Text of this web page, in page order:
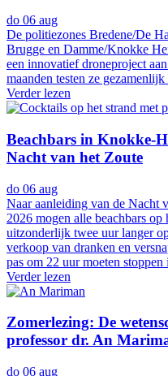
do 06 aug
De politiezones Bredene/De
Brugge en Damme/Knokke
een innovatief droneproject
maanden testen ze
Verder lezen
Beachbars in Knokke-
Nacht van het Zoute
do 06 aug
Naar aanleiding van de Nacht
2026 mogen alle beachbars
uitzonderlijk twee uur langer
verkoop van dranken en
pas om 22 uur moeten
Verder lezen
Zomerlezing: De
professor dr. An
do 06 aug